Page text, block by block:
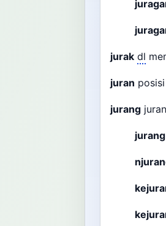
jurak dl
juran
jurang